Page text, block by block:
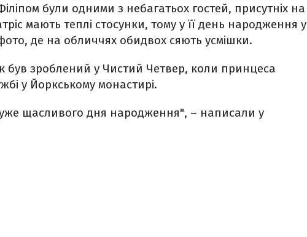
були одними з небагатьох гостей, присутніх на
мають теплі стосунки, тому у її день народження у
де на обличчях обидвох сяють усмішки.
був зроблений у Чистий Четвер, коли принцеса
у Йоркському монастирі.
щасливого дня народження", – написали у